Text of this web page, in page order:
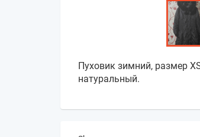
Пуховик зимний, размер
натуральный.